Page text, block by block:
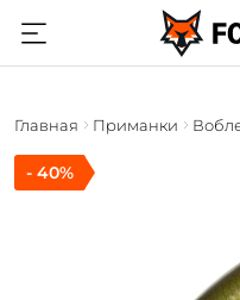
Главная Приманки
- 40%